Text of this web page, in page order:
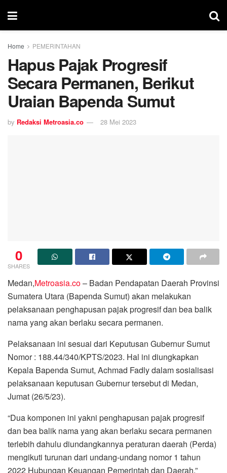
Home PEMERINTAHAN
Hapus Pajak Progresif
Secara Permanen, Berikut
Uraian Bapenda Sumut
by Redaksi Metroasia.co 28 Mei 2023
0
SHARES
Medan,Metroasia.co– Badan Pendapatan Daerah Provinsi
Sumatera Utara (Bapenda Sumut) akan melakukan
pelaksanaan penghapusan pajak progresif dan bea balik
nama yang akan berlaku secara permanen.
Pelaksanaan ini sesuai dari Keputusan Gubernur Sumut
Nomor : 188.44/340/KPTS/2023. Hal ini diungkapkan
Kepala Bapenda Sumut, Achmad Fadly dalam sosialisasi
pelaksanaan keputusan Gubernur tersebut di Medan,
Jumat (26/5/23).
“Dua komponen ini yakni penghapusan pajak progresif
dan bea balik nama yang akan berlaku secara permanen
terlebih dahulu diundangkannya peraturan daerah (Perda)
mengikuti turunan dari undang-undang nomor 1 tahun
2022 Hubungan Keuangan Pemerintah dan Daerah,”